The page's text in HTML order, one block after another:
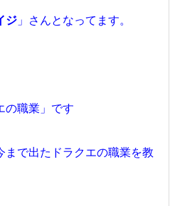
ジ 」さんとなってます。
職業」です
で出たドラクエの職業を教